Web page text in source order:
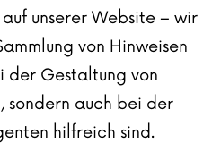
auf unserer Website – wir
von Hinweisen
der Gestaltung von
sondern auch bei der
hilfreich sind.